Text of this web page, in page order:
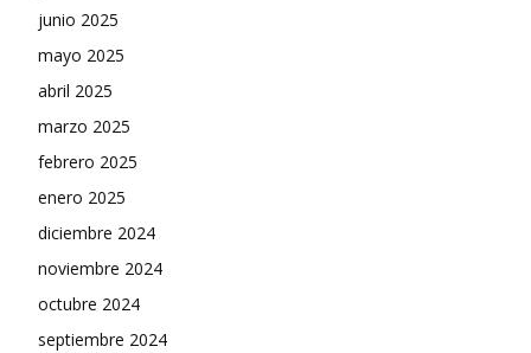
junio 2025
mayo 2025
abril 2025
marzo 2025
febrero 2025
enero 2025
diciembre 2024
noviembre 2024
octubre 2024
septiembre 2024